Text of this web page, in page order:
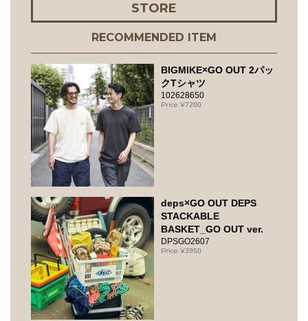
STORE
RECOMMENDED ITEM
BIGMIKE×GO OUT 2パッ
クTシャツ
102628650
7200
deps×GO OUT DEPS
STACKABLE
BASKET_GO OUT ver.
DPSGO2607
3950